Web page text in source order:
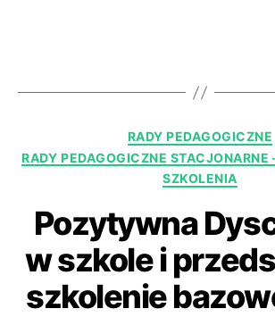
RADY PEDAGOGICZNE
RADY PEDAGOGICZNE STACJONARNE
SZKOLENIA
Pozytywna
w szkole i
szkolenie